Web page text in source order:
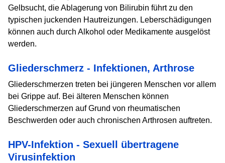
Gelbsucht, die Ablagerung von Bilirubin führt zu den
typischen juckenden Hautreizungen. Leberschädigungen
können auch durch Alkohol oder Medikamente ausgelöst
werden.
Gliederschmerz - Infektionen, Arthrose
Gliederschmerzen treten bei jüngeren Menschen vor allem
bei Grippe auf. Bei älteren Menschen können
Gliederschmerzen auf Grund von rheumatischen
Beschwerden oder auch chronischen Arthrosen auftreten.
HPV-Infektion - Sexuell übertragene
Virusinfektion